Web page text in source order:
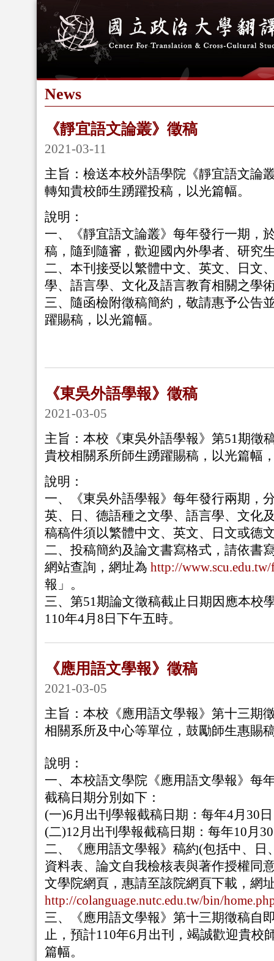
News
《靜宜語文論叢》徵稿
2021-03-11
主旨：檢送本校外語學院《靜宜語文論
轉知貴校師生踴躍投稿，以光篇幅。
說明：
一、《靜宜語文論叢》每年發行一期，
稿，隨到隨審，歡迎國內外學者、研究
二、本刊接受以繁體中文、英文、日文
學、語言學、文化及語言教育相關之學
三、隨函檢附徵稿簡約，敬請惠予公告
躍賜稿，以光篇幅。
《東吳外語學報》徵稿
2021-03-05
主旨：本校《東吳外語學報》第51期徵
貴校相關系所師生踴躍賜稿，以光篇幅
說明：
一、《東吳外語學報》每年發行兩期，
英、日、德語種之文學、語言學、文化
稿稿件須以繁體中文、英文、日文或德
二、投稿簡約及論文書寫格式，請依書
網站查詢，網址為 http://
報」。
三、第51期論文徵稿截止日期因應本校
110年4月8日下午五時。
《應用語文學報》徵稿
2021-03-05
主旨：本校《應用語文學報》第十三期
相關系所及中心等單位，鼓勵師生惠賜
說明：
一、本校語文學院《應用語文學報》每
截稿日期分別如下：
(一)6月出刊學報截稿日期：每年4月30
(二)12月出刊學報截稿日期：每年10月
二、《應用語文學報》稿約(包括中、日
資料表、論文自我檢核表與著作授權同
文學院網頁，惠請至該院網頁下載，網
http://colanguage.nutc.edu.tw/bin/
三、《應用語文學報》第十三期徵稿自
止，預計110年6月出刊，竭誠歡迎貴校
篇幅。